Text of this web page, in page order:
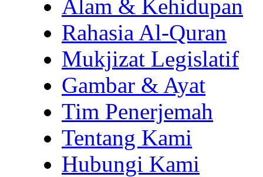
Alam & Kehidupan
Rahasia Al-Quran
Mukjizat Legislatif
Gambar & Ayat
Tim Penerjemah
Tentang Kami
Hubungi Kami